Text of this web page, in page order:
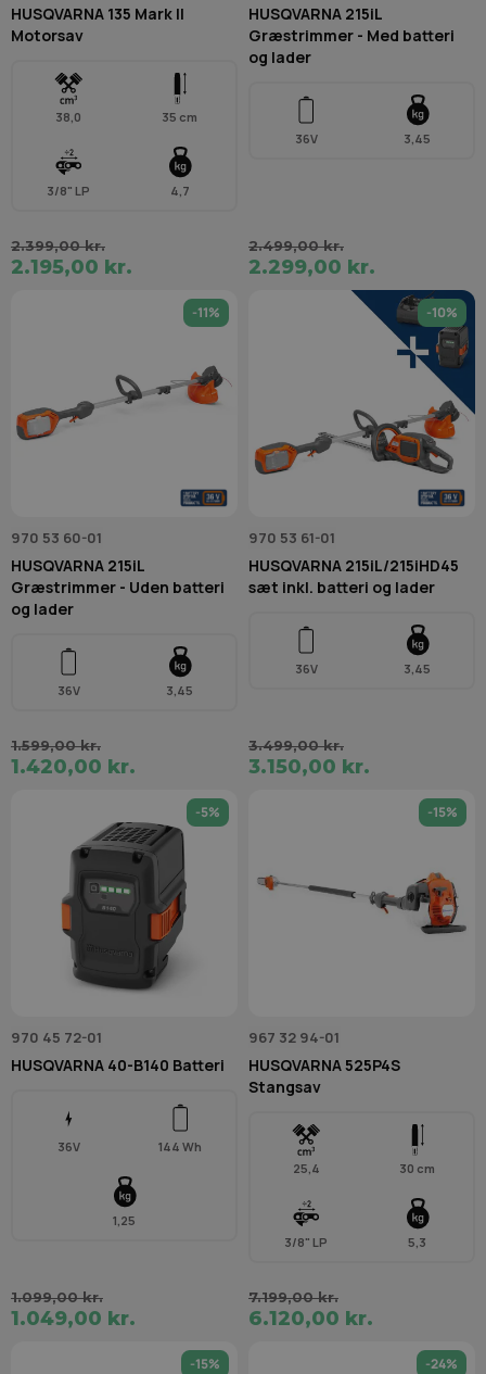
HUSQVARNA 135 Mark II
Motorsav
38,0 35 cm
3/8" LP 4,7
2.399,00 kr.
2.195,00 kr.
HUSQVARNA 215iL
Græstrimmer - Med batteri
og lader
36V 3,45
2.499,00 kr.
2.299,00 kr.
-11%
970 53 60-01
HUSQVARNA 215iL
Græstrimmer - Uden batteri
og lader
36V 3,45
1.599,00 kr.
1.420,00 kr.
-10%
970 53 61-01
HUSQVARNA 215iL/215iHD45
sæt inkl. batteri og lader
36V 3,45
3.499,00 kr.
3.150,00 kr.
-5%
970 45 72-01
HUSQVARNA 40-B140 Batteri
36V 144 Wh
1,25
1.099,00 kr.
1.049,00 kr.
-15%
967 32 94-01
HUSQVARNA 525P4S
Stangsav
25,4 30 cm
3/8" LP 5,3
7.199,00 kr.
6.120,00 kr.
-15% -24%